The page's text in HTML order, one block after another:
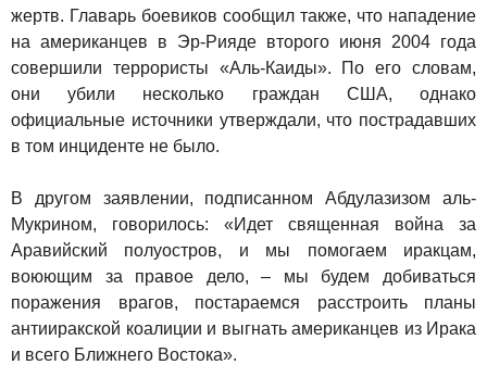
жертв. Главарь боевиков сообщил также, что нападение
на американцев в Эр-Рияде второго июня 2004 года
совершили террористы «Аль-Каиды». По его словам,
они убили несколько граждан США, однако
официальные источники утверждали, что пострадавших
в том инциденте не было.
В другом заявлении, подписанном Абдулазизом аль-
Мукрином, говорилось: «Идет священная война за
Аравийский полуостров, и мы помогаем иракцам,
воюющим за правое дело, – мы будем добиваться
поражения врагов, постараемся расстроить планы
антииракской коалиции и выгнать американцев из Ирака
и всего Ближнего Востока».